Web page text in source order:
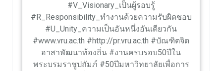
#V_Visionary_เป็นผู้รอบรู้
#R_Responsibility_ทำงานด้วยความรับผิดชอบ
#U_Unity_ความเป็นอันหนึ่งอันเดียวกัน
#www.vru.ac.th #http://pr.vru.ac.th #บัณฑิตจิต
อาสาพัฒนาท้องถิ่น #งานครบรอบ50ปีใน
พระบรมราชูปถัมภ์ #50ปีมหาวิทยาลัยเพื่อการ